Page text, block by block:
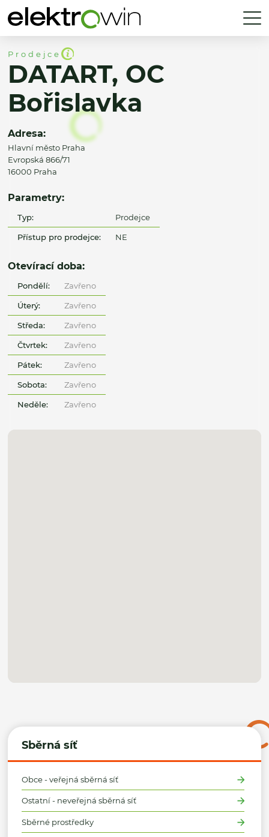
Sběrná síť
Obce - veřejná sběrná síť
Ostatní - neveřejná sběrná síť
Sběrné prostředky
Prodejce
DATART, OC
Bořislavka
Adresa:
Hlavní město Praha
Evropská 866/71
16000 Praha
Parametry:
Typ: Prodejce
Přístup pro prodejce: NE
Otevírací doba:
Pondělí: Zavřeno
Úterý: Zavřeno
Středa: Zavřeno
Čtvrtek: Zavřeno
Pátek: Zavřeno
Sobota: Zavřeno
Neděle: Zavřeno